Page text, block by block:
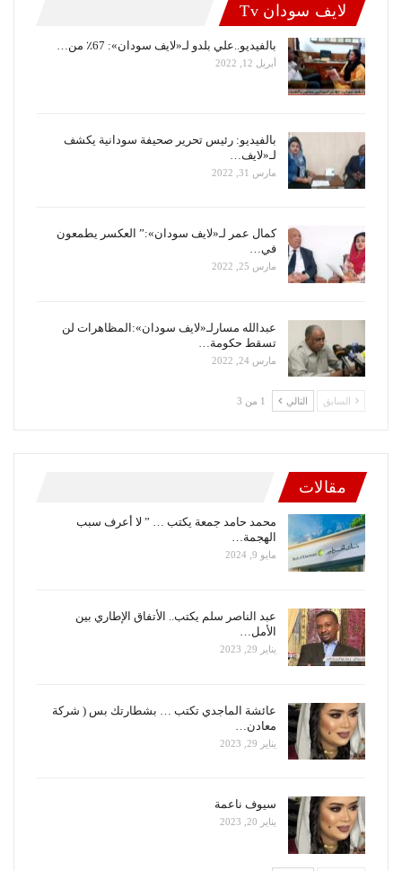
لايف سودان Tv
بالفيديو..علي بلدو لـ«لايف سودان»: 67٪ من…
أبريل 12, 2022
بالفيديو: رئيس تحرير صحيفة سودانية يكشف
لـ«لايف…
مارس 31, 2022
كمال عمر لـ«لايف سودان»:” العكسر يطمعون
في…
مارس 25, 2022
عبدالله مسارلـ«لايف سودان»:المظاهرات لن
تسقط حكومة…
مارس 24, 2022
السابق التالي 1 من 3
مقالات
محمد حامد جمعة يكتب … ” لا أعرف سبب
الهجمة…
مايو 9, 2024
عبد الناصر سلم يكتب.. الأتفاق الإطاري بين
الأمل…
يناير 29, 2023
عائشة الماجدي تكتب … بشطارتك بس ( شركة
معادن…
يناير 29, 2023
سيوف ناعمة
يناير 20, 2023